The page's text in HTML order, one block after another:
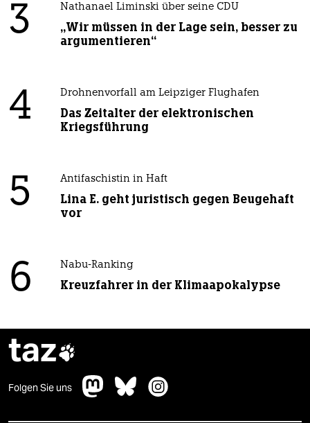
3 Nathanael Liminski über seine CDU
„Wir müssen in der Lage sein, besser zu
argumentieren“
4 Drohnenvorfall am Leipziger Flughafen
Das Zeitalter der elektronischen
Kriegsführung
5 Antifaschistin in Haft
Lina E. geht juristisch gegen Beugehaft
vor
6 Nabu-Ranking
Kreuzfahrer in der Klimaapokalypse
taz
Folgen Sie uns